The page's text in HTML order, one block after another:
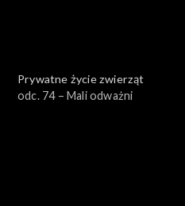
Prywatne życie zwierząt
odc. 74 – Mali odważni